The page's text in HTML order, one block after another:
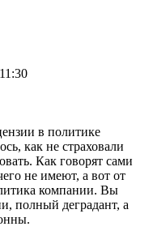
в политике
как не страховали
Как говорят сами
не имеют, а вот от
компании. Вы
полный деградант, а